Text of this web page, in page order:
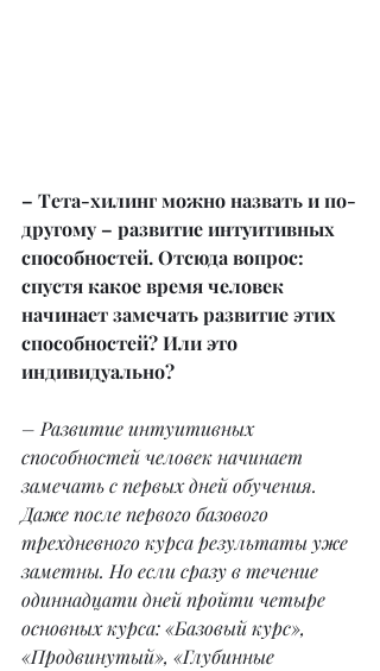
– Тета-хилинг можно назвать и по-
другому – развитие интуитивных
способностей. Отсюда вопрос:
спустя какое время человек
начинает замечать развитие этих
способностей? Или это
индивидуально?
– Развитие интуитивных
способностей человек начинает
замечать с первых дней обучения.
Даже после первого базового
трехдневного курса результаты уже
заметны. Но если сразу в течение
одиннадцати дней пройти четыре
основных курса: «Базовый курс»,
«Продвинутый», «Глубинные